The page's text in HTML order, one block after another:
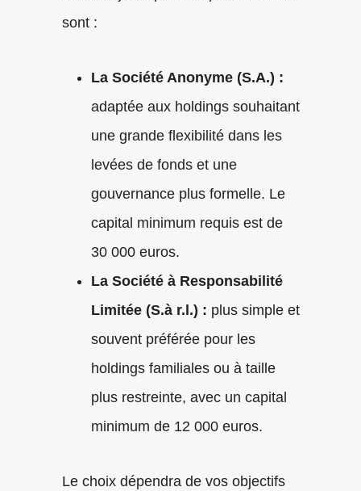
sont :
La Société Anonyme (S.A.) :
adaptée aux holdings souhaitant
une grande flexibilité dans les
levées de fonds et une
gouvernance plus formelle. Le
capital minimum requis est de
30 000 euros.
La Société à Responsabilité
Limitée (S.à r.l.) : plus simple et
souvent préférée pour les
holdings familiales ou à taille
plus restreinte, avec un capital
minimum de 12 000 euros.
Le choix dépendra de vos objectifs